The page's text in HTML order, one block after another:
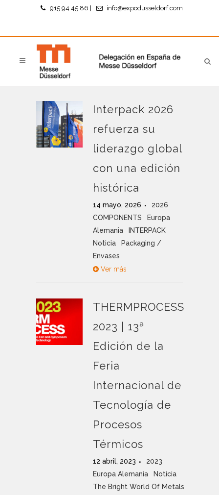
915 94 45 86 info@expodusseldorf.com
Interpack 2026
refuerza su
liderazgo global
con una edición
histórica
14 mayo, 2026
2026
COMPONENTS
Europa
Alemania
INTERPACK
Noticia
Packaging /
Envases
Ver más
THERMPROCESS
2023 | 13ª
Edición de la
Feria
Internacional de
Tecnología de
Procesos
Térmicos
12 abril, 2023
2023
Europa Alemania
Noticia
The Bright World Of Metals